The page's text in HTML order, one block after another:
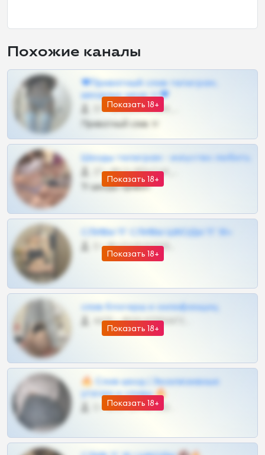
Похожие каналы
Показать 18+
❤Приватный слив телеграм,
шкодных шкур тг❤
57 •
Приватный слив тг
Показать 18+
Шкоды телеграм - искуство любить
27 •
Тг шкоды приват
Показать 18+
СЛИВЫ ТГ СЛИВЫ ШКОДЫ ТГ 18+
0 •
Показать 18+
слив блогерш и онлифанщиц
4675 •
Показать 18+
🔥 Слив шкод | Эксклюзивные
утечки и сливы 🔥
0 •